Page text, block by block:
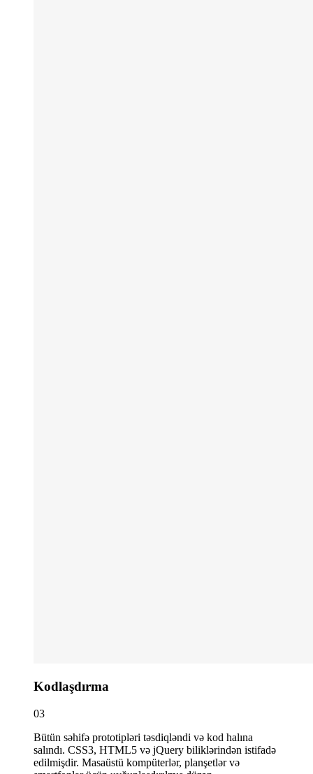
Kodlaşdırma
03
Bütün səhifə prototipləri təsdiqləndi və kod halına
salındı. CSS3, HTML5 və jQuery biliklərindən istifadə
edilmişdir. Masaüstü kompüterlər, planşetlər və